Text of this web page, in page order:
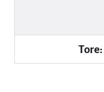
Tore: